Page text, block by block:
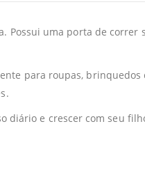
uma porta de correr
para roupas,
diário e crescer com seu